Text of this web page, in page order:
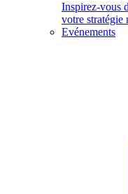
Inspirez-vous
votre stratégie
Evénements